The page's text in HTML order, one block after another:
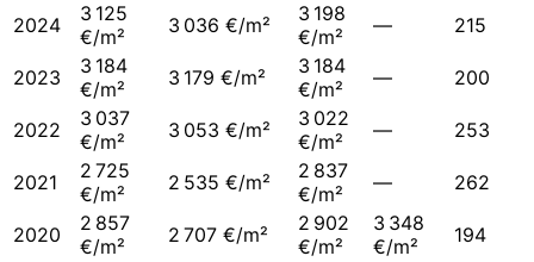
2024
3 125
€/m²
3 036 €/m²
3 198
€/m²
— 215
2023
3 184
€/m²
3 179 €/m²
3 184
€/m²
— 200
2022
3 037
€/m²
3 053 €/m²
3 022
€/m²
— 253
2021
2 725
€/m²
2 535 €/m²
2 837
€/m²
— 262
2020
2 857
€/m²
2 707 €/m²
2 902
€/m²
3 348
€/m²
194